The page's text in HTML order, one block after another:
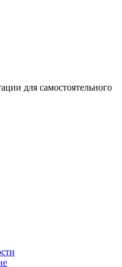
для самостоятельного